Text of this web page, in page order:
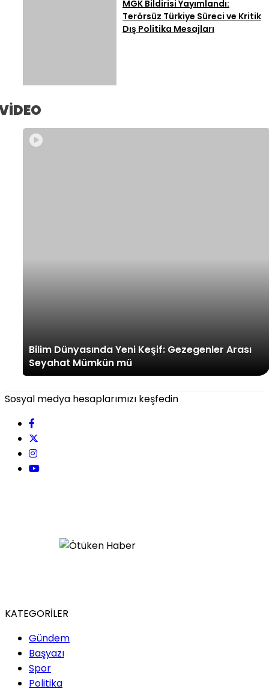
MGK Bildirisi Yayımlandı:
Terörsüz Türkiye Süreci ve Kritik
Dış Politika Mesajları
Bilim Dünyasında Yeni Keşif: Gezegenler Arası
Seyahat Mümkün mü
Sosyal medya hesaplarımızı keşfedin
KATEGORİLER
Gündem
Başyazı
Spor
Politika